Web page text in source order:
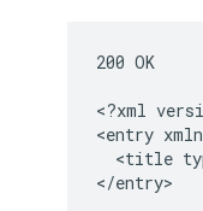
200 OK
<?xml
<entry
<title
</entry>